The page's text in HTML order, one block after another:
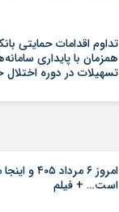
تداوم اقدامات حمایتی
همزمان با پایداری
تسهیلات در دوره
امروز ۶
است… + فیلم